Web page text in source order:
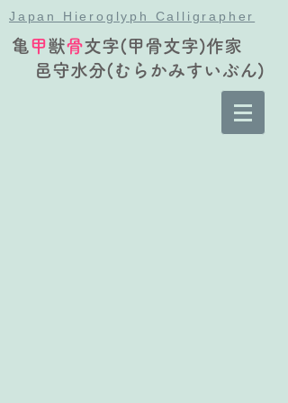
Japan Hieroglyph Calligrapher
亀甲獣骨文字(甲骨文字)作家
邑守水分(むらかみすいぶん)